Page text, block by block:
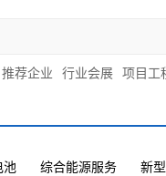
推荐企业 行业会展 项目工
池 综合能源服务 新